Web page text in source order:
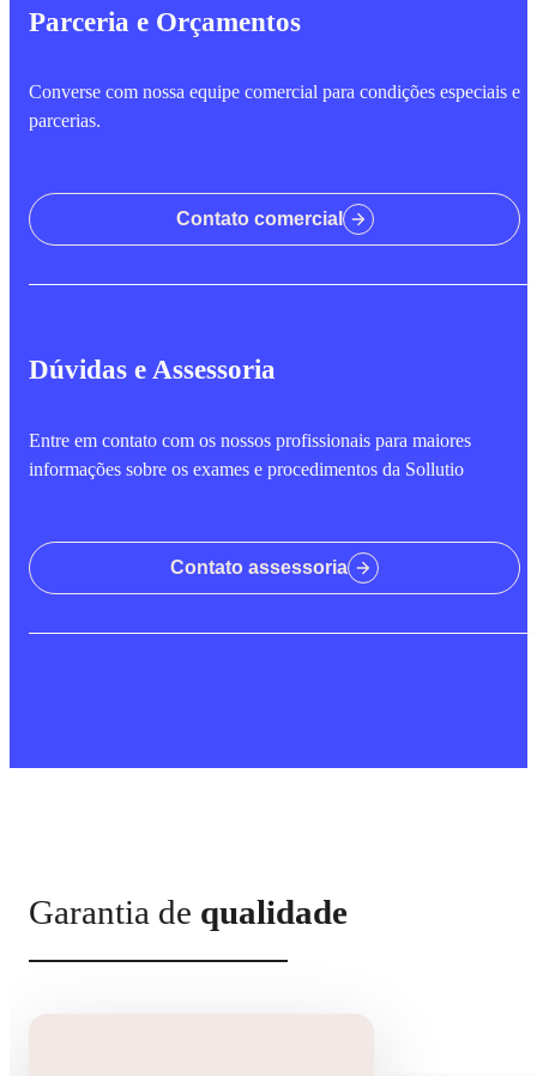
Parceria e Orçamentos
Converse com nossa equipe comercial para condições especiais e
parcerias.
Contato comercial
Dúvidas e Assessoria
Entre em contato com os nossos profissionais para maiores
informações sobre os exames e procedimentos da Sollutio
Contato assessoria
Garantia de qualidade